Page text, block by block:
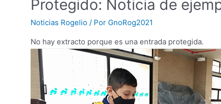
Protegido: Noticia de
Noticias Rogelio / Por GnoRog2021
No hay extracto porque es una entrada protegida.